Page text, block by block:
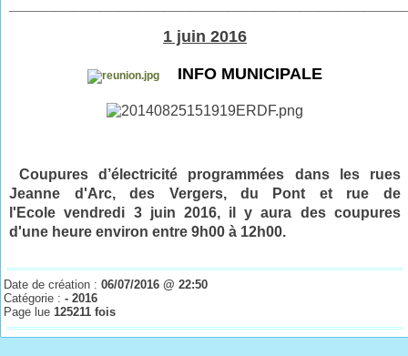
1 juin 2016
INFO MUNICIPALE
Coupures d’électricité programmées dans les rues
Jeanne d'Arc, des Vergers, du Pont et rue de
l'Ecole vendredi 3 juin 2016, il y aura des coupures
d'une heure environ entre 9h00 à 12h00.
Date de création :06/07/2016 @ 22:50
Catégorie :- 2016
Page lue 125211 fois